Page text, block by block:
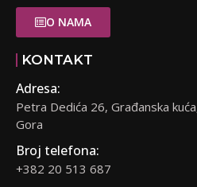
O NAMA
KONTAKT
Adresa:
Petra Dedića 26, Građanska
Gora
Broj telefona:
+382 20 513 687